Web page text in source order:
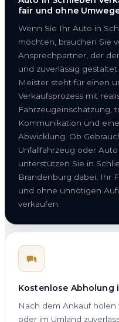
fair und ohne
Wenn Sie Ihr Auto in
möchten, brauchen Sie
Ansprechpartner, der
und zuverlässig
Meister steht für einen
Verkaufsprozess mit
Fahrzeugeinschätzung,
Kommunikation und
Abwicklung. Ob
Unfallfahrzeug oder
unterstützen Sie in
Brandenburg dabei, Ihr
und ohne unnötigen
verkaufen.
Kostenlose Abholung
Nach dem Ankauf
oder im Umland